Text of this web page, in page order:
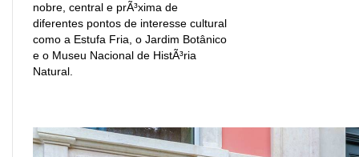
nobre, central e prÃ³xima de
diferentes pontos de interesse cultural
como a Estufa Fria, o Jardim Botânico
e o Museu Nacional de HistÃ³ria
Natural.